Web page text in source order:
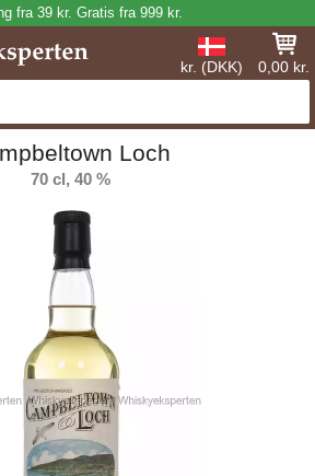
fra 39 kr. Gratis fra 999 kr.
kr. (DKK) 0,00 kr.
Loch
70 cl, 40 %